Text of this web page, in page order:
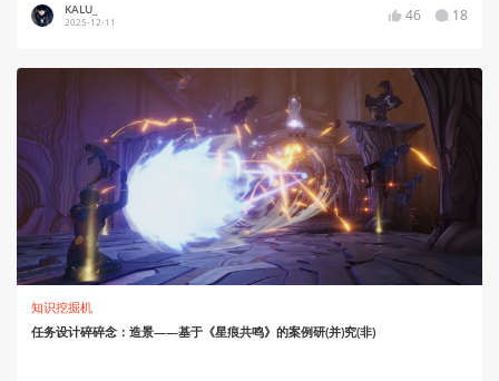
KALU_
2025-12-11 46 18
知识挖掘机
任务设计碎碎念：造景——基于《星痕共鸣》的案例研(并)究(非)